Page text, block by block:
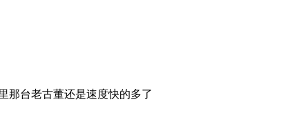
那台老古董还是速度快的多了